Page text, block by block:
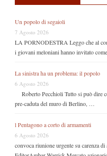
Un popolo di segaioli
7 Agosto 2026
LA PORNODESTRA Leggo che al
i giovani meloniani hanno invitato
La sinistra ha un problema: il popolo
6 Agosto 2026
Roberto Pecchioli Tutto si può dire
pre-caduta del muro di Berlino, …
l Pentagono a corto di armamenti
6 Agosto 2026
convoca riunione urgente su carenza